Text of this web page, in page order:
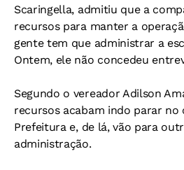
Scaringella, admitiu que a
recursos para manter a
gente tem que administrar a
Ontem, ele não concedeu
Segundo o vereador Adilson
recursos acabam indo parar no
Prefeitura e, de lá, vão para
administração.